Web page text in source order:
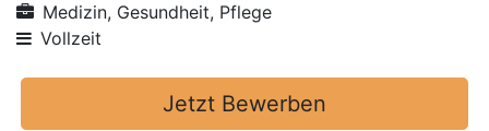
Medizin, Gesundheit, Pflege
Vollzeit
Jetzt Bewerben